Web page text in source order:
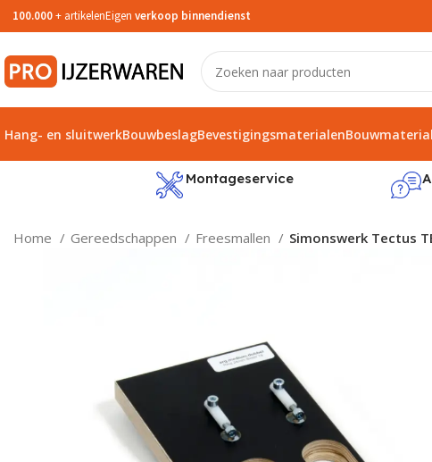
100.000+ artikelenEigen verkoop binnendienst
Hang- en sluitwerkBouwbeslagBevestigingsmaterialen
Montageservice
Home Gereedschappen Freesmallen Simonswerk Tectus